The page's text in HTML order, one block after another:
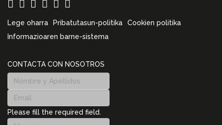
Lege oharra Pribatutasun-politika
Cookien politika
Informazioaren barne-sistema
CONTACTA CON NOSOTROS
Please fill the required field.